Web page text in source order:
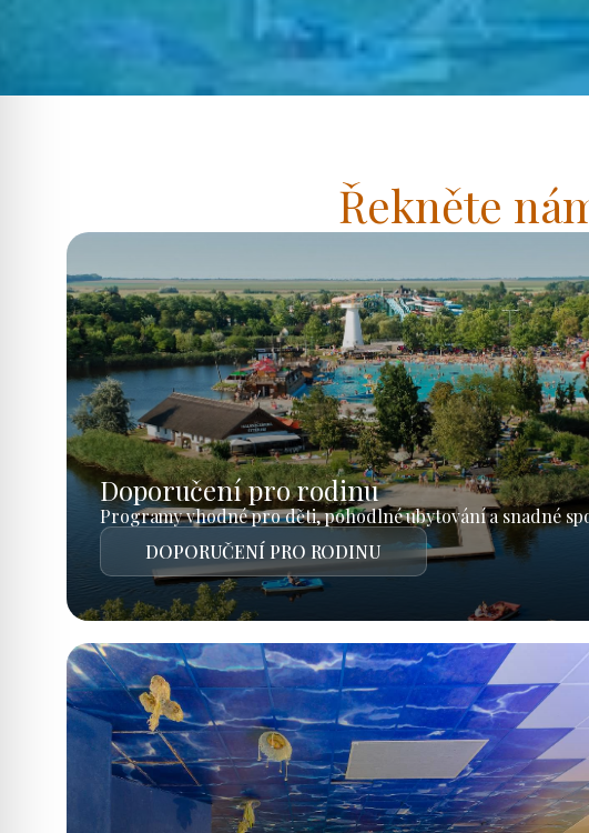
Řekněte
Doporučení pro rodinu
Programy vhodné pro děti, pohodlné ubytování a snadné
DOPORUČENÍ PRO RODINU